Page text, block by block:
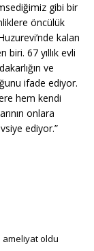
gibi bir
öncülük
kalan
67 yıllık evli
ve
ifade ediyor.
hem kendi
onlara
ediyor.”
ameliyat oldu